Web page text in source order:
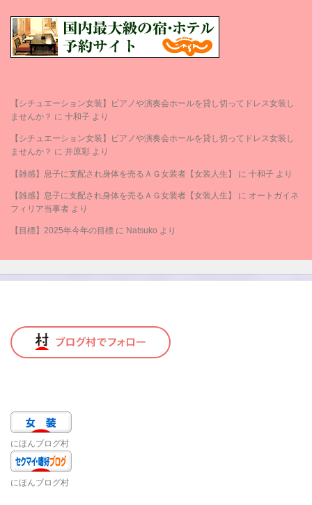
【シチュエーション女装】ピアノや演奏会ホールを貸し切ってドレス女装し
ませんか？ に 十和子 より
【シチュエーション女装】ピアノや演奏会ホールを貸し切ってドレス女装し
ませんか？ に 井原彩 より
【雑感】息子に支配され身体を売るＡＧ女装者【女装人生】 に 十和子 より
【雑感】息子に支配され身体を売るＡＧ女装者【女装人生】 に オートガイネ
フィリア当事者 より
【目標】2025年今年の目標 に Natsuko より
にほんブログ村
にほんブログ村